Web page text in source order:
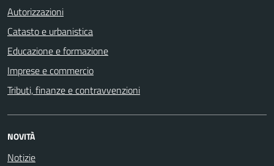
Autorizzazioni
Catasto e urbanistica
Educazione e formazione
Imprese e commercio
Tributi, finanze e contravvenzioni
NOVITÀ
Notizie